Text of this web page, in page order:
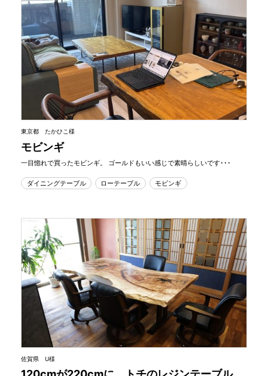
東京都 たかひこ様
モビンギ
一目惚れで買ったモビンギ。 ゴールドもいい感じで素晴らしいです･･･
ダイニングテーブル ローテーブル モビンギ
佐賀県 U様